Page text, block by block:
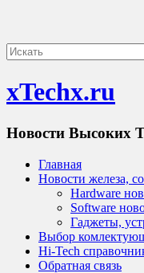
xTechx.ru
Новости Высоких
Главная
Новости железа,
Hardware
Software
Гаджеты,
Выбор
Hi-Tech
Обратная связь